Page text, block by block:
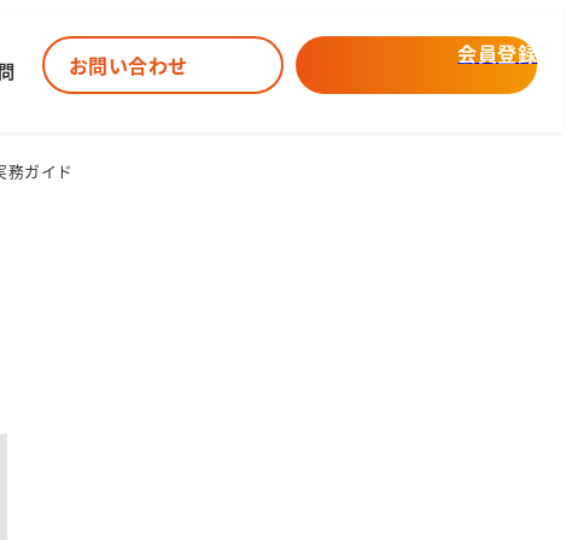
お問い合わせ 会員登録
務ガイド